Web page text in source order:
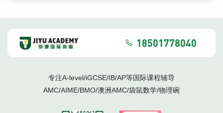
18501778040
专注A-level/iGCSE/IB/AP等国际课程辅导
AMC/AIME/BMO/澳洲AMC/袋鼠数学/物理碗